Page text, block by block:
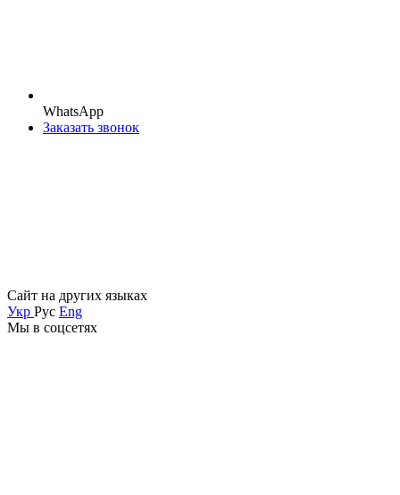
WhatsApp
Заказать звонок
Сайт на других языках
Укр Рус Eng
Мы в соцсетях